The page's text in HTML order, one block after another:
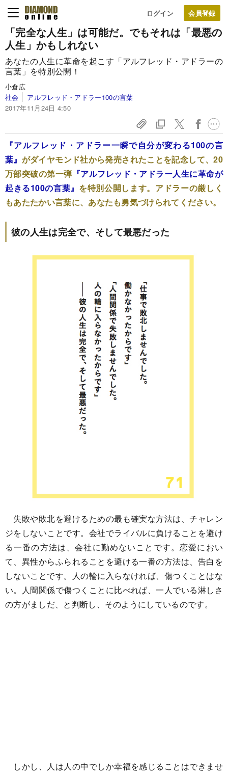
ログイン
「完全な人生」は可能だ。でもそれは「最悪の
人生」かもしれない
あなたの人生に革命を起こす「アルフレッド・アドラーの
言葉」を特別公開！
小倉広
社会
アルフレッド・アドラー100の言葉
2017年11月24日 4:50
『アルフレッド・アドラー一瞬で自分が変わる100の言
葉』 がダイヤモンド社から発売されたことを記念して、20
万部突破の第一弾 『アルフレッド・アドラー人生に革命が
起きる100の言葉』 を特別公開します。アドラーの厳しく
もあたたかい言葉に、あなたも勇気づけられてください。
彼の人生は完全で、そして最悪だった
失敗や敗北を避けるための最も確実な方法は、チャレン
ジをしないことです。会社でライバルに負けることを避け
る一番の方法は、会社に勤めないことです。恋愛におい
て、異性からふられることを避ける一番の方法は、告白を
しないことです。人の輪に入らなければ、傷つくことはな
い。人間関係で傷つくことに比べれば、一人でいる淋しさ
の方がましだ、と判断し、そのようにしているのです。
しかし、人は人の中でしか幸福を感じることはできませ